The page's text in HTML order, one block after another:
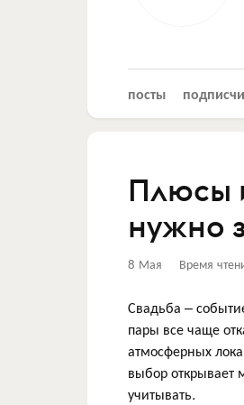
посты
Плюсы
нужно
8 Мая Время
Свадьба –
пары все чаще
атмосферных
выбор открывает
учитывать.